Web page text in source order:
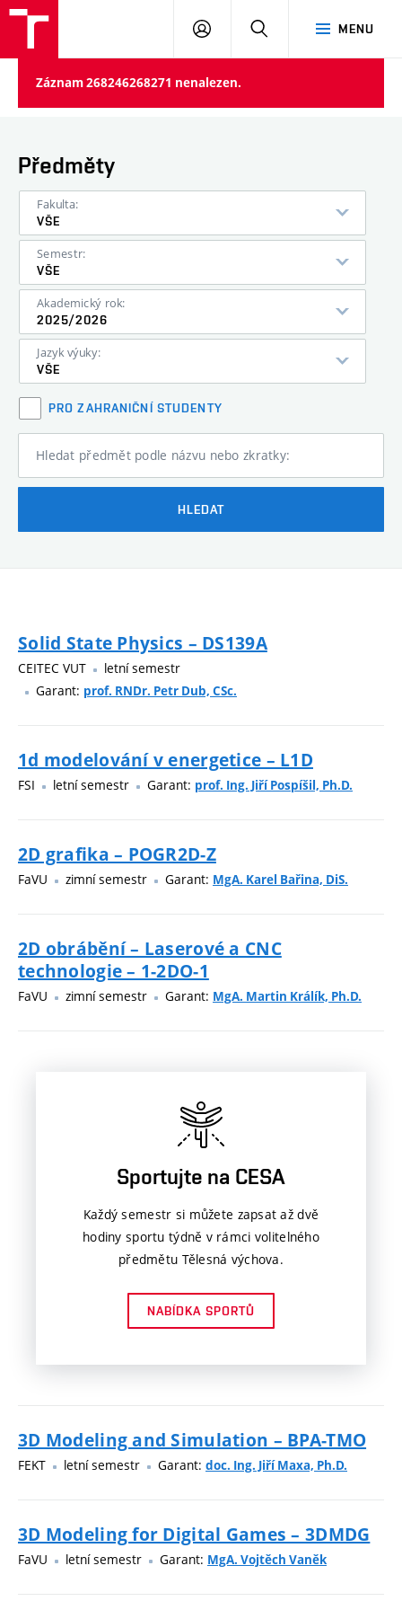
MENU
PŘIHLÁSIT
Záznam 268246268271 nenalezen.
Předměty
Fakulta:
VŠE
Semestr:
VŠE
Akademický rok:
2025/2026
Jazyk výuky:
VŠE
PRO ZAHRANIČNÍ STUDENTY
Hledat předmět podle názvu nebo zkratky:
HLEDAT
Solid State Physics – DS139A
CEITEC VUT
letní semestr
Garant: prof. RNDr. Petr Dub, CSc.
1d modelování v energetice – L1D
FSI letní semestr Garant: prof. Ing. Jiří Pospíšil, Ph.D.
2D grafika – POGR2D-Z
FaVU zimní semestr Garant: MgA. Karel Bařina, DiS.
2D obrábění – Laserové a CNC
technologie – 1-2DO-1
FaVU zimní semestr Garant: MgA. Martin Králík, Ph.D.
Sportujte na CESA
Každý semestr si můžete zapsat až dvě
hodiny sportu týdně v rámci volitelného
předmětu Tělesná výchova.
NABÍDKA SPORTŮ
3D Modeling and Simulation – BPA-TMO
FEKT letní semestr Garant: doc. Ing. Jiří Maxa, Ph.D.
3D Modeling for Digital Games – 3DMDG
FaVU letní semestr Garant: MgA. Vojtěch Vaněk